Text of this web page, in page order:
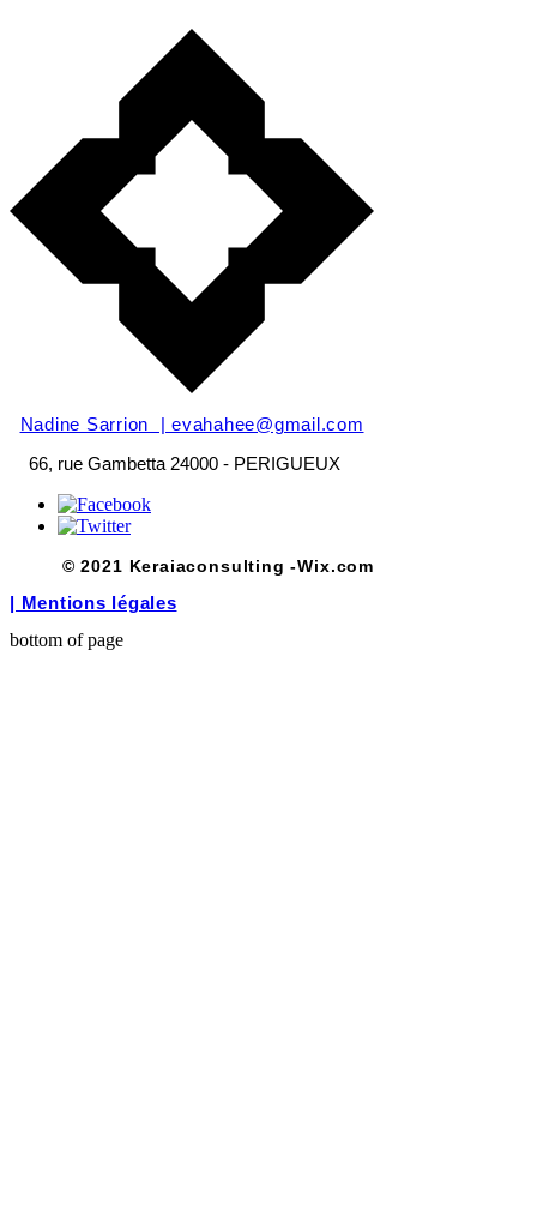
Nadine Sarrion | evahahee@gmail.com
66, rue Gambetta 24000 - PERIGUEUX
© 2021 Keraiaconsulting -Wix.com
| Mentions légales
bottom of page